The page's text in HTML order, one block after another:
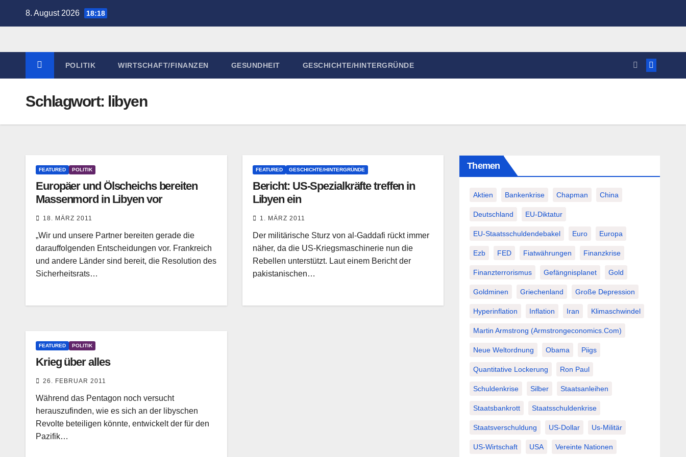
8. August 2026 18:18
POLITIK WIRTSCHAFT/FINANZEN GESUNDHEIT GESCHICHTE/HINTERGRÜNDE
Schlagwort: libyen
FEATURED POLITIK
Europäer und Ölscheichs bereiten
Massenmord in Libyen vor
18. MÄRZ 2011
„Wir und unsere Partner bereiten gerade die
darauffolgenden Entscheidungen vor. Frankreich
und andere Länder sind bereit, die Resolution des
Sicherheitsrats…
FEATURED GESCHICHTE/HINTERGRÜNDE
Bericht: US-Spezialkräfte treffen in
Libyen ein
1. MÄRZ 2011
Der militärische Sturz von al-Gaddafi rückt immer
näher, da die US-Kriegsmaschinerie nun die
Rebellen unterstützt. Laut einem Bericht der
pakistanischen…
FEATURED POLITIK
Krieg über alles
26. FEBRUAR 2011
Während das Pentagon noch versucht
herauszufinden, wie es sich an der libyschen
Revolte beteiligen könnte, entwickelt der für den
Pazifik…
Themen
Aktien Bankenkrise Chapman China
Deutschland EU-Diktatur
EU-Staatsschuldendebakel Euro Europa
Ezb FED Fiatwährungen Finanzkrise
Finanzterrorismus Gefängnisplanet Gold
Goldminen Griechenland Große Depression
Hyperinflation Inflation Iran Klimaschwindel
Martin Armstrong (Armstrongeconomics.com)
Neue Weltordnung Obama Piigs
Quantitative Lockerung Ron Paul
Schuldenkrise Silber Staatsanleihen
Staatsbankrott Staatsschuldenkrise
Staatsverschuldung US-Dollar Us-Militär
US-Wirtschaft USA Vereinte Nationen